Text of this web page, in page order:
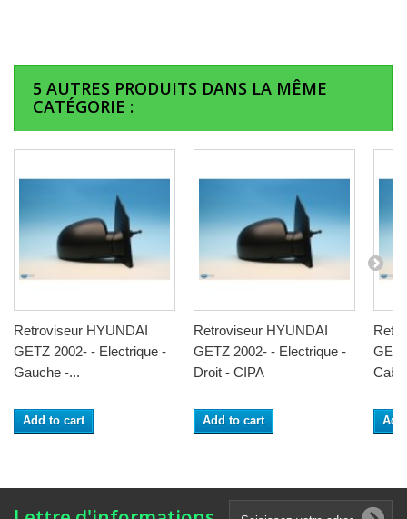
5 AUTRES PRODUITS DANS LA MÊME
CATÉGORIE :
Retroviseur HYUNDAI
GETZ 2002- - Electrique -
Gauche -...
Add to cart
Retroviseur HYUNDAI
GETZ 2002- - Electrique -
Droit - CIPA
Add to cart